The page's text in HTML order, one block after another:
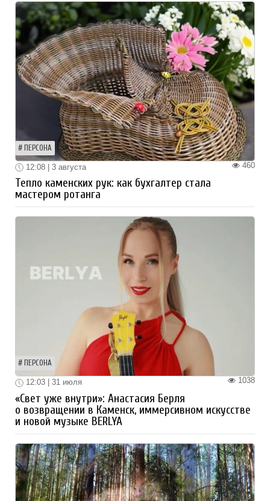
ПЕРСОНА
460
12:08 | 3 августа
Тепло каменских рук: как бухгалтер стала
мастером ротанга
ПЕРСОНА
1038
12:03 | 31 июля
«Свет уже внутри»: Анастасия Берля
о возвращении в Каменск, иммерсивном искусстве
и новой музыке BERLYA